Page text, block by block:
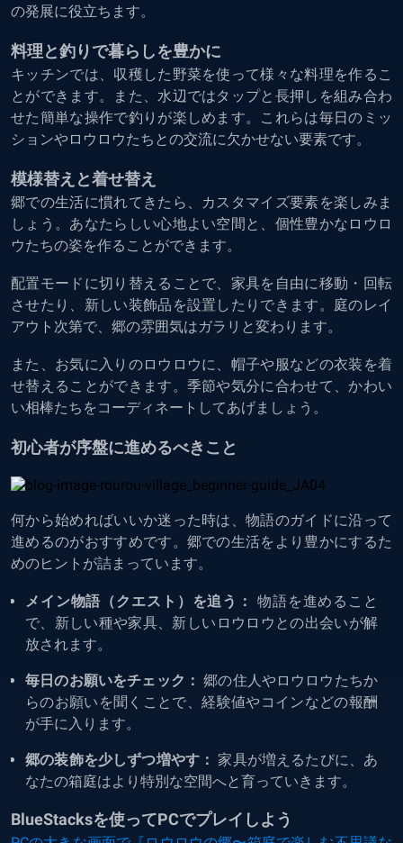
の発展に役立ちます。
料理と釣りで暮らしを豊かに
キッチンでは、収穫した野菜を使って様々な料理を作るこ
とができます。また、水辺ではタップと長押しを組み合わ
せた簡単な操作で釣りが楽しめます。これらは毎日のミッ
ションやロウロウたちとの交流に欠かせない要素です。
模様替えと着せ替え
郷での生活に慣れてきたら、カスタマイズ要素を楽しみま
しょう。あなたらしい心地よい空間と、個性豊かなロウロ
ウたちの姿を作ることができます。
配置モードに切り替えることで、家具を自由に移動・回転
させたり、新しい装飾品を設置したりできます。庭のレイ
アウト次第で、郷の雰囲気はガラリと変わります。
また、お気に入りのロウロウに、帽子や服などの衣装を着
せ替えることができます。季節や気分に合わせて、かわい
い相棒たちをコーディネートしてあげましょう。
初心者が序盤に進めるべきこと
何から始めればいいか迷った時は、物語のガイドに沿って
進めるのがおすすめです。郷での生活をより豊かにするた
めのヒントが詰まっています。
メイン物語（クエスト）を追う：
物語を進めること
で、新しい種や家具、新しいロウロウとの出会いが解
放されます。
毎日のお願いをチェック： 郷の住人やロウロウたちか
らのお願いを聞くことで、経験値やコインなどの報酬
が手に入ります。
郷の装飾を少しずつ増やす： 家具が増えるたびに、あ
なたの箱庭はより特別な空間へと育っていきます。
BlueStacksを使ってPCでプレイしよう